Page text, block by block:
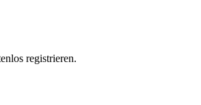
registrieren.